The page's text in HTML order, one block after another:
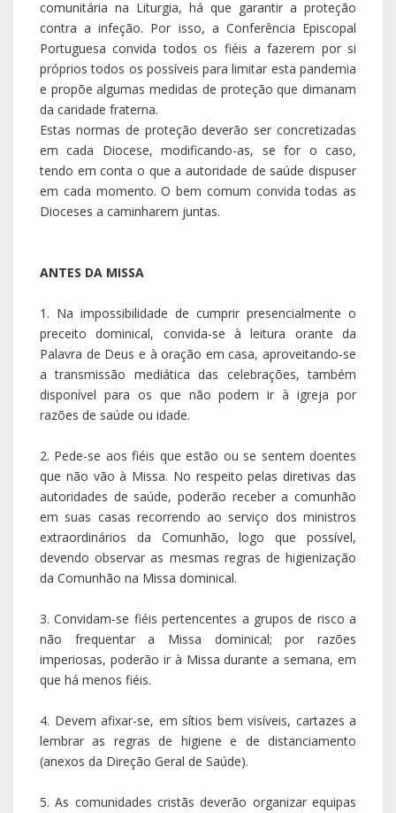
comunitária na Liturgia, há que garantir a proteção
contra a infeção. Por isso, a Conferência Episcopal
Portuguesa convida todos os fiéis a fazerem por si
próprios todos os possíveis para limitar esta pandemia
e propõe algumas medidas de proteção que dimanam
da caridade fraterna.
Estas normas de proteção deverão ser concretizadas
em cada Diocese, modificando-as, se for o caso,
tendo em conta o que a autoridade de saúde dispuser
em cada momento. O bem comum convida todas as
Dioceses a caminharem juntas.
ANTES DA MISSA
1. Na impossibilidade de cumprir presencialmente o
preceito dominical, convida-se à leitura orante da
Palavra de Deus e à oração em casa, aproveitando-se
a transmissão mediática das celebrações, também
disponível para os que não podem ir à igreja por
razões de saúde ou idade.
2. Pede-se aos fiéis que estão ou se sentem doentes
que não vão à Missa. No respeito pelas diretivas das
autoridades de saúde, poderão receber a comunhão
em suas casas recorrendo ao serviço dos ministros
extraordinários da Comunhão, logo que possível,
devendo observar as mesmas regras de higienização
da Comunhão na Missa dominical.
3. Convidam-se fiéis pertencentes a grupos de risco a
não frequentar a Missa dominical; por razões
imperiosas, poderão ir à Missa durante a semana, em
que há menos fiéis.
4. Devem afixar-se, em sítios bem visíveis, cartazes a
lembrar as regras de higiene e de distanciamento
(anexos da Direção Geral de Saúde).
5. As comunidades cristãs deverão organizar equipas